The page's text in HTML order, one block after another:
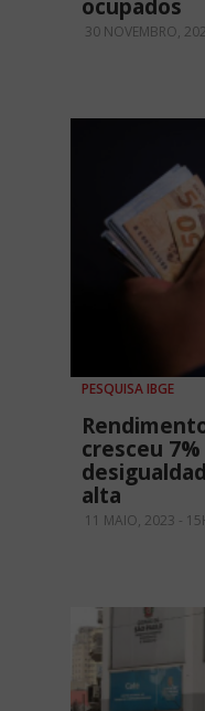
ocupados
30 NOVEMBRO,
PESQUISA IBGE
cresceu
alta
11 MAIO, 2023 -